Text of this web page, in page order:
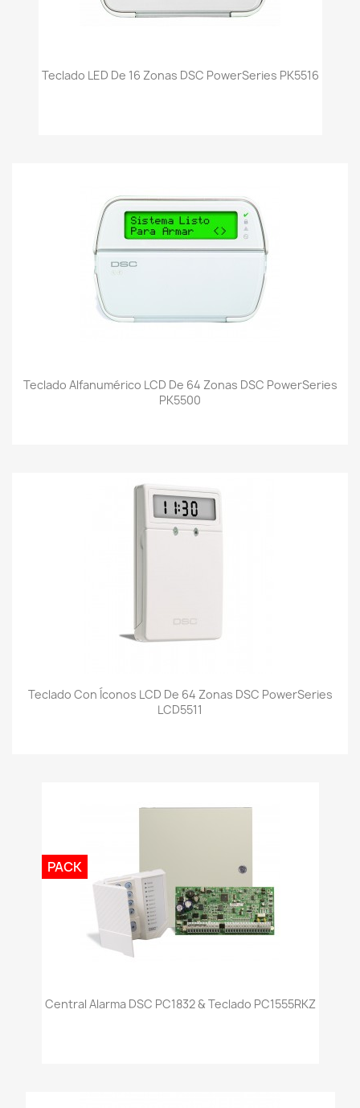
Teclado LED De 16 Zonas DSC PowerSeries PK5516
Teclado Alfanumérico LCD De 64 Zonas DSC PowerSeries
PK5500
Teclado Con Íconos LCD De 64 Zonas DSC PowerSeries
LCD5511
Central Alarma DSC PC1832 & Teclado PC1555RKZ
PACK